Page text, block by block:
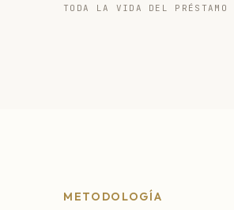
TODA LA VIDA DEL PRÉSTAMO
METODOLOGÍA